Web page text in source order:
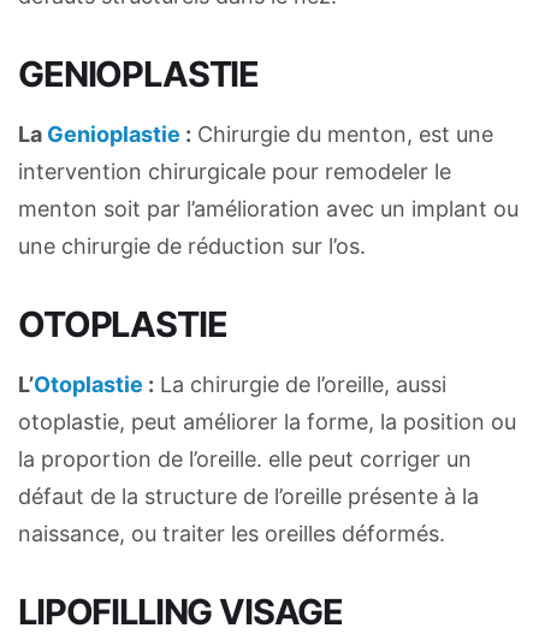
GENIOPLASTIE
La Genioplastie : Chirurgie du menton, est une
intervention chirurgicale pour remodeler le
menton soit par l’amélioration avec un implant ou
une chirurgie de réduction sur l’os.
OTOPLASTIE
L’Otoplastie : La chirurgie de l’oreille, aussi
otoplastie, peut améliorer la forme, la position ou
la proportion de l’oreille. elle peut corriger un
défaut de la structure de l’oreille présente à la
naissance, ou traiter les oreilles déformés.
LIPOFILLING VISAGE